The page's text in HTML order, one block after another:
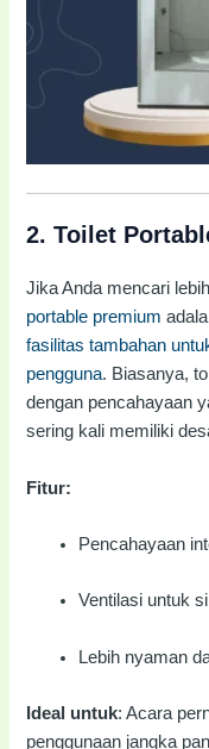
2.Toilet
Jika Anda mencari
portable premium
fasilitas tambahan
pengguna. Biasanya,
dengan pencahayaan
sering kali memiliki
Fitur:
Pencahayaan
Ventilasi untuk
Lebih nyaman
Ideal untuk: Acara
penggunaan jangka